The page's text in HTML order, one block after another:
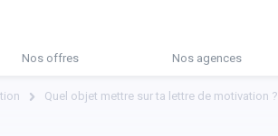
Nos offres Nos agences
Quel objet mettre sur ta lettre de motivation ?